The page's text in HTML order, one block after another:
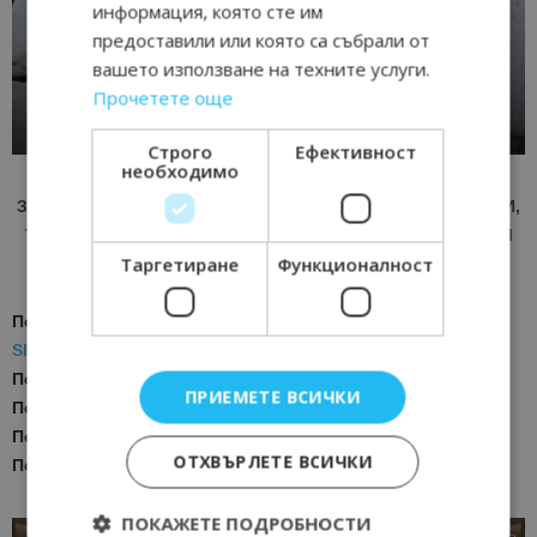
ЗА АКТУАЛНИ НОВИНИ И ПРОМОЦИИ НА АВИОКОМПАНИИ,
ТУРОПЕРАТОРИ И ХОТЕЛИЕРИ - ПРИСЪЕДИНЕТЕ СЕ КЪМ
ВАЙБЪР КАНАЛА НА BGTOURISM.BG - ВКЛЮЧИ СЕ ТУК
Последвайте ни за още актуални новини в
Showcase
Последвайте
Bgtourism.bg във
Последвайте
Bgtourism.bg в INSTAGRAM
Последвайте
Bgtourism.bg въвFACEBOOK
ПоследвайтеBgtourism.bg в YOUTUBE
информация, която сте им
предоставили или която са събрали от
вашето използване на техните услуги.
Прочетете още
Строго
необходимо
Ефективност
Таргетиране Функционалност
ПРИЕМЕТЕ ВСИЧКИ
ОТХВЪРЛЕТЕ ВСИЧКИ
ПОКАЖЕТЕ ПОДРОБНОСТИ